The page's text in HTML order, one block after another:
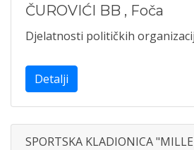
ČUROVIĆI BB , Foča
Djelatnosti političkih
Detalji
SPORTSKA KLADIONICA